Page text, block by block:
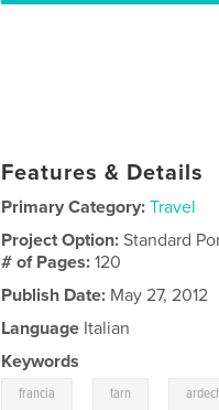
Features & Details
Primary Category: Travel
Project Option:Standard
# of Pages:120
Publish Date: May 27, 2012
Language Italian
Keywords
francia tarn